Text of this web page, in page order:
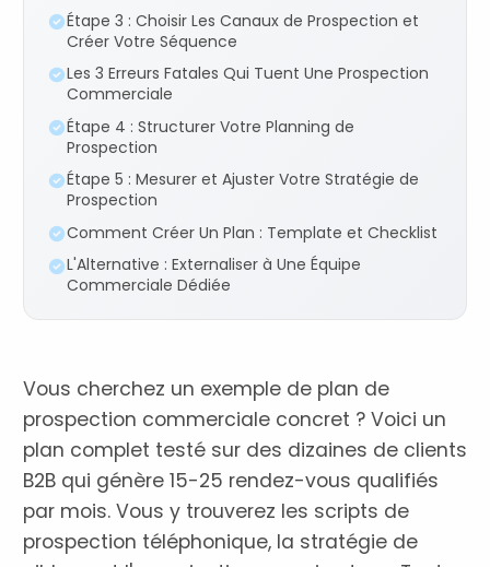
Étape 3 : Choisir Les Canaux de Prospection et
Créer Votre Séquence
Les 3 Erreurs Fatales Qui Tuent Une Prospection
Commerciale
Étape 4 : Structurer Votre Planning de
Prospection
Étape 5 : Mesurer et Ajuster Votre Stratégie de
Prospection
Comment Créer Un Plan : Template et Checklist
L'Alternative : Externaliser à Une Équipe
Commerciale Dédiée
Vous cherchez un exemple de plan de
prospection commerciale concret ? Voici un
plan complet testé sur des dizaines de clients
B2B qui génère 15-25 rendez-vous qualifiés
par mois. Vous y trouverez les scripts de
prospection téléphonique, la stratégie de